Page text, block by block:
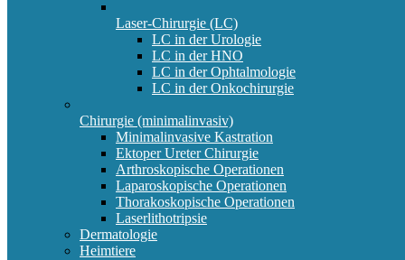
Laser-Chirurgie (LC)
LC in der Urologie
LC in der HNO
LC in der Ophtalmologie
LC in der Onkochirurgie
Chirurgie (minimalinvasiv)
Minimalinvasive Kastration
Ektoper Ureter Chirurgie
Arthroskopische Operationen
Laparoskopische Operationen
Thorakoskopische Operationen
Laserlithotripsie
Dermatologie
Heimtiere